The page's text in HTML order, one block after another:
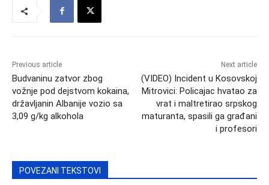
Previous article
Budvaninu zatvor zbog
vožnje pod dejstvom kokaina,
državljanin Albanije vozio sa
3,09 g/kg alkohola
Next article
(VIDEO) Incident u Kosovskoj
Mitrovici: Policajac hvatao za
vrat i maltretirao srpskog
maturanta, spasili ga građani
i profesori
POVEZANI TEKSTOVI